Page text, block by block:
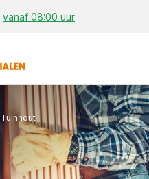
vanaf 08:00 uur
Tuinhout